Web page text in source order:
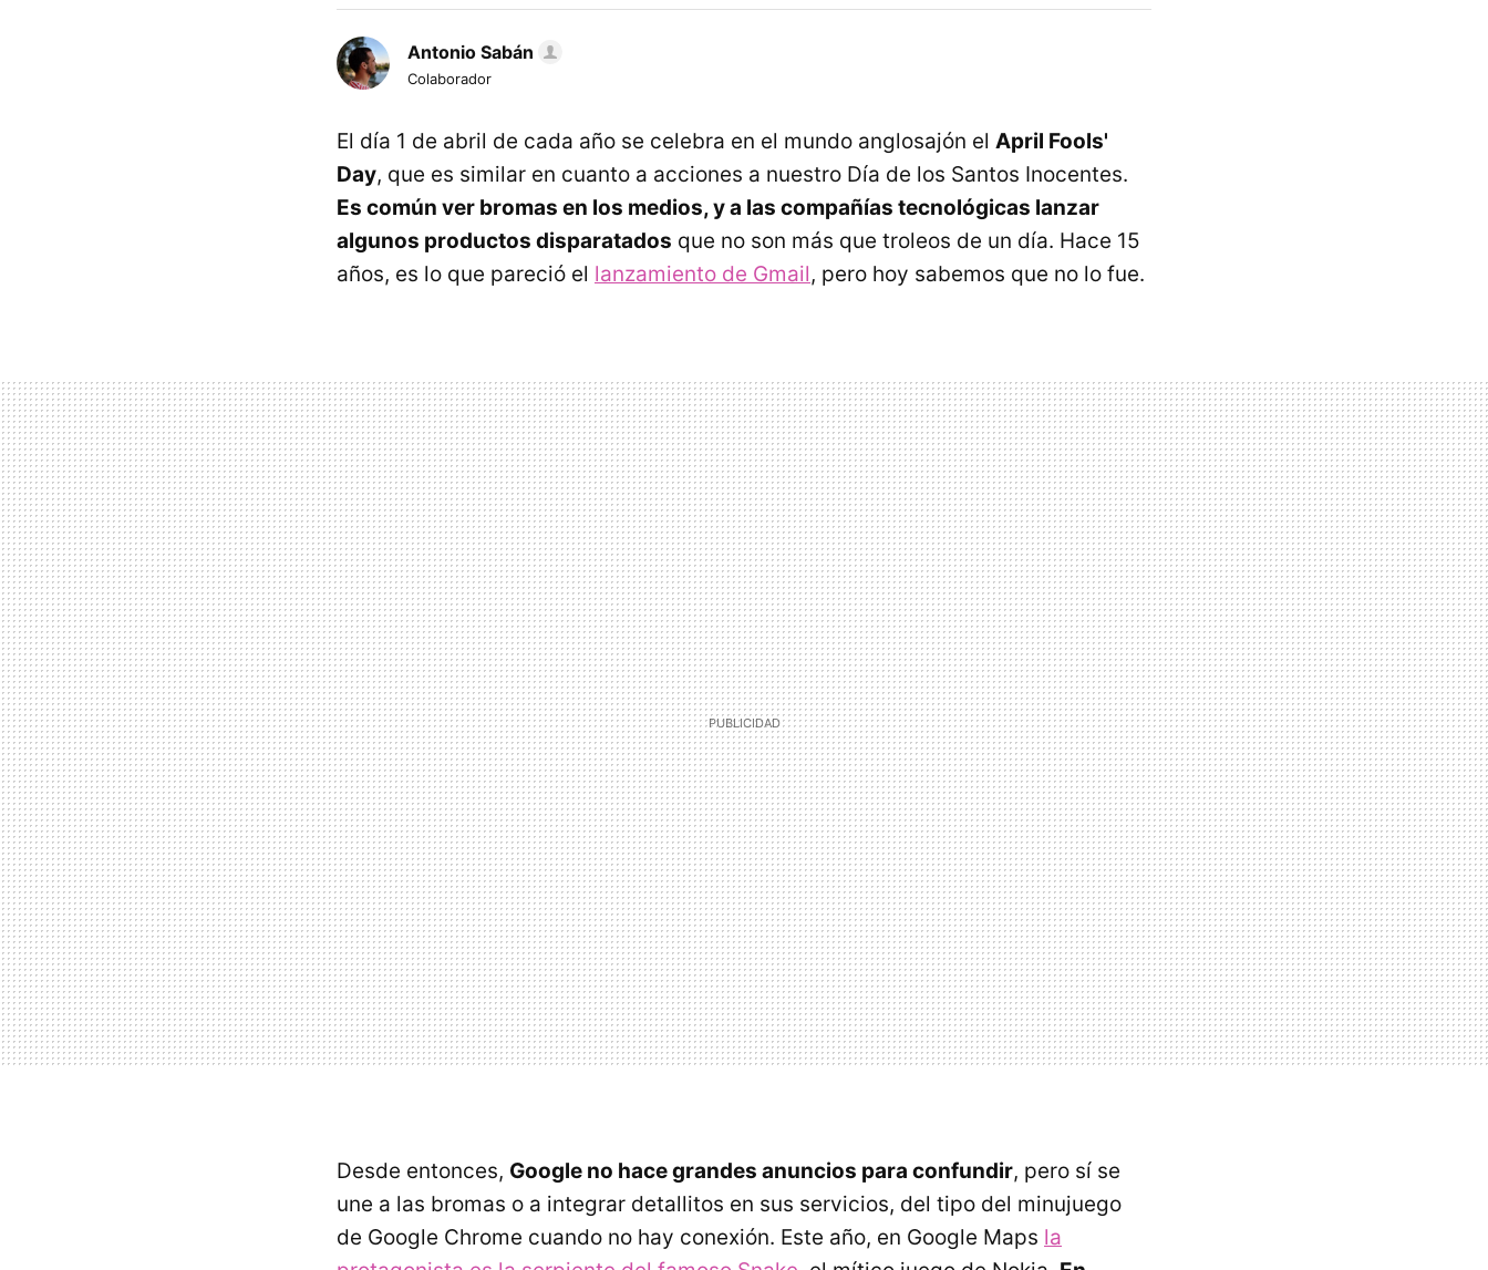
Antonio Sabán
Colaborador
El día 1 de abril de cada año se celebra en el mundo anglosajón el April Fools'
Day, que es similar en cuanto a acciones a nuestro Día de los Santos Inocentes.
Es común ver bromas en los medios, y a las compañías tecnológicas lanzar
algunos productos disparatados que no son más que troleos de un día. Hace 15
años, es lo que pareció el lanzamiento de Gmail, pero hoy sabemos que no lo fue.
Desde entonces, Google no hace grandes anuncios para confundir, pero sí se
une a las bromas o a integrar detallitos en sus servicios, del tipo del minujuego
de Google Chrome cuando no hay conexión. Este año, en Google Maps la